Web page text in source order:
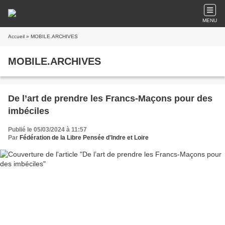
MENU
Accueil » MOBILE.ARCHIVES
MOBILE.ARCHIVES
De l’art de prendre les Francs-Maçons pour des
imbéciles
Publié le 05/03/2024 à 11:57
Par Fédération de la Libre Pensée d'Indre et Loire